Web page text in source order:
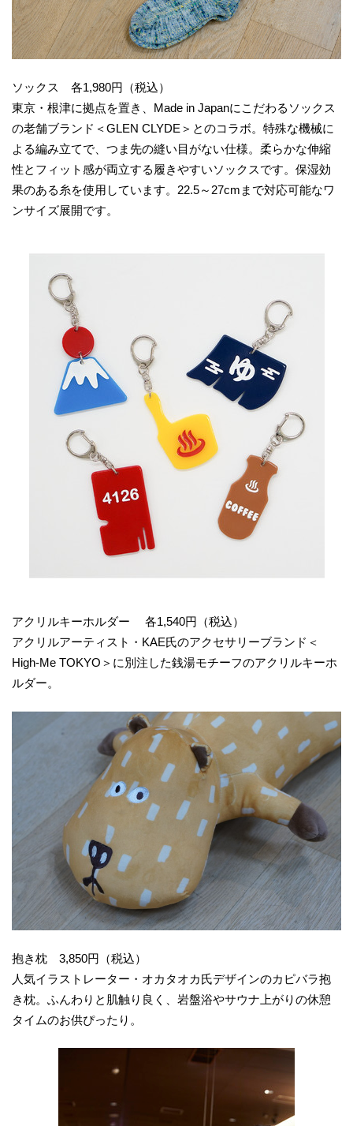
ソックス 各1,980円（税込）
東京・根津に拠点を置き、Made in Japanにこだわるソックス
の老舗ブランド＜GLEN CLYDE＞とのコラボ。特殊な機械に
よる編み立てで、つま先の縫い目がない仕様。柔らかな伸縮
性とフィット感が両立する履きやすいソックスです。保湿効
果のある糸を使用しています。22.5～27cmまで対応可能なワ
ンサイズ展開です。
アクリルキーホルダー 各1,540円（税込）
アクリルアーティスト・KAE氏のアクセサリーブランド＜
High-Me TOKYO＞に別注した銭湯モチーフのアクリルキーホ
ルダー。
抱き枕 3,850円（税込）
人気イラストレーター・オカタオカ氏デザインのカピバラ抱
き枕。ふんわりと肌触り良く、岩盤浴やサウナ上がりの休憩
タイムのお供ぴったり。